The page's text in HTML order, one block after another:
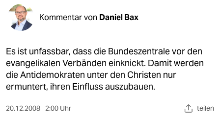
öko
gesellschaft
kultur
sport
Kommentar von Daniel Bax
Es ist unfassbar, dass die Bundeszentrale vor den
evangelikalen Verbänden einknickt. Damit werden
die Antidemokraten unter den Christen nur
ermuntert, ihren Einfluss auszubauen.
20.12.2008 2:00 Uhr teilen